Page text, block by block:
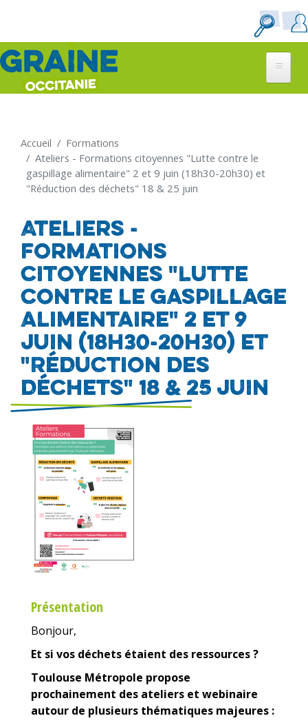
contenu
Accueil
Formations
Ateliers - Formations citoyennes "Lutte contre le
gaspillage alimentaire" 2 et 9 juin (18h30-20h30) et
"Réduction des déchets" 18 & 25 juin
Ateliers -
Formations
citoyennes "Lutte
contre le gaspillage
alimentaire" 2 et 9
juin (18h30-20h30) et
"Réduction des
déchets" 18 & 25 juin
Image
Présentation
Bonjour,
Et si vos déchets étaient des ressources ?
Toulouse Métropole propose
prochainement des ateliers et webinaire
autour de plusieurs thématiques majeures :